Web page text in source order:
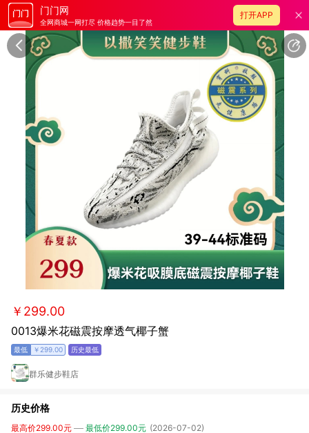
门门网
全网商城一网打尽 价格趋势一目了然
打开APP
￥299.00
0013爆米花磁震按摩透气椰子蟹
￥299.00
群乐健步鞋店
历史价格
最高价299.00元 最低价299.00元 (2026-07-02)